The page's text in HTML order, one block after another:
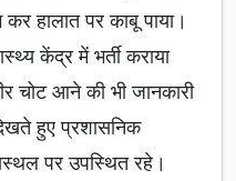
कर हालात पर काबू पाया।
केंद्र में भर्ती कराया
चोट आने की भी जानकारी
हुए प्रशासनिक
पर उपस्थित रहे।